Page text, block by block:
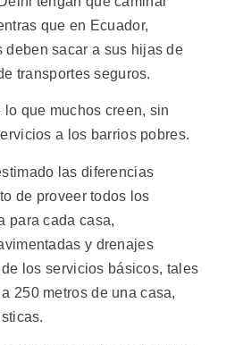
que en Ecuador,
deben sacar a sus hijas de
transportes seguros.
que muchos creen, sin
a los barrios pobres.
las diferencias
de proveer todos los
para cada casa,
y drenajes
los servicios básicos, tales
250 metros de una casa,